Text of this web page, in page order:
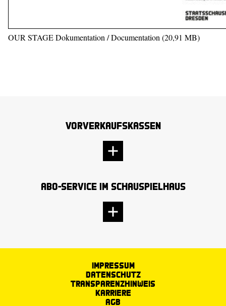
OUR STAGE Dokumentation / Documentation (20,91 MB)
Vorverkaufskassen
Abo-Service im Schauspielhaus
Impressum
Datenschutz
Transparenzhinweis
Karriere
AGB